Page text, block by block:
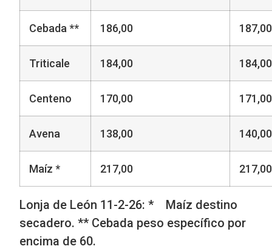
Cebada ** 186,00 187,00
Triticale 184,00 184,00
Centeno 170,00 171,00
Avena 138,00 140,00
Maíz * 217,00 217,00
Lonja de León 11-2-26: * Maíz destino
secadero. ** Cebada peso específico por
encima de 60.